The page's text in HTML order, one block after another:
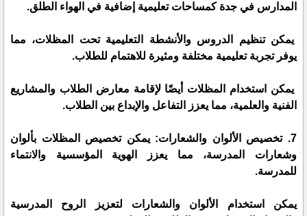
المدارس في جدة كمساحات تعليمية إضافية في الهواء الطلق.
يمكن تنظيم الدروس والأنشطة التعليمية تحت المظلات، مما
يوفر تجربة تعليمية مختلفة ومثيرة للاهتمام للطلاب.
يمكن استخدام المظلات أيضًا لإقامة معارض الطلاب والمشاريع
الفنية والعلمية، مما يعزز التفاعل والإبداع بين الطلاب.
7. تخصيص الألوان والشعارات: يمكن تخصيص المظلات بألوان
وشعارات المدرسة، مما يعزز الهوية المؤسسية والانتماء
للمدرسة.
يمكن استخدام الألوان والشعارات لتعزيز الروح المدرسية